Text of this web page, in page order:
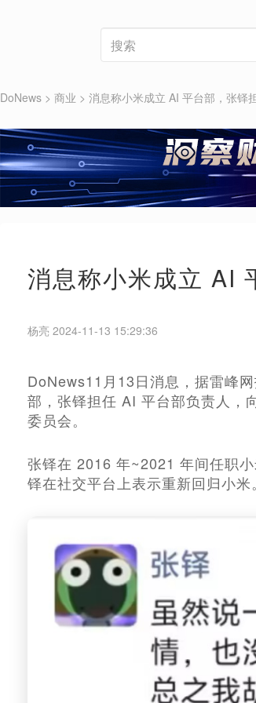
DoNews > 商业 > 消息称小米成立 AI 平台部，张铎
消息称小米成立 AI
杨亮 2024-11-13 15:29:36
DoNews11月13日消息，据雷峰
部，张铎担任 AI 平台部负责人，
委员会。
张铎在 2016 年~2021 年间任职
铎在社交平台上表示重新回归小米。